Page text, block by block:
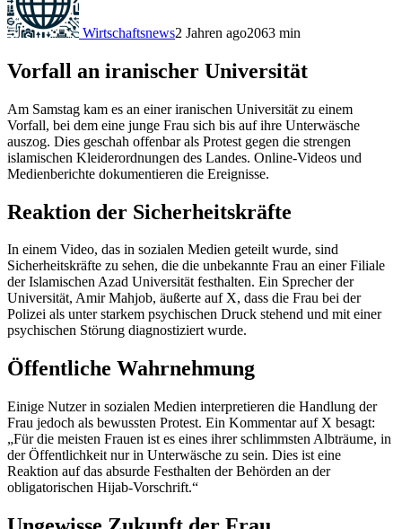
Wirtschaftsnews2 Jahren ago2063 min
Vorfall an iranischer Universität
Am Samstag kam es an einer iranischen Universität zu einem
Vorfall, bei dem eine junge Frau sich bis auf ihre Unterwäsche
auszog. Dies geschah offenbar als Protest gegen die strengen
islamischen Kleiderordnungen des Landes. Online-Videos und
Medienberichte dokumentieren die Ereignisse.
Reaktion der Sicherheitskräfte
In einem Video, das in sozialen Medien geteilt wurde, sind
Sicherheitskräfte zu sehen, die die unbekannte Frau an einer Filiale
der Islamischen Azad Universität festhalten. Ein Sprecher der
Universität, Amir Mahjob, äußerte auf X, dass die Frau bei der
Polizei als unter starkem psychischen Druck stehend und mit einer
psychischen Störung diagnostiziert wurde.
Öffentliche Wahrnehmung
Einige Nutzer in sozialen Medien interpretieren die Handlung der
Frau jedoch als bewussten Protest. Ein Kommentar auf X besagt:
„Für die meisten Frauen ist es eines ihrer schlimmsten Albträume, in
der Öffentlichkeit nur in Unterwäsche zu sein. Dies ist eine
Reaktion auf das absurde Festhalten der Behörden an der
obligatorischen Hijab-Vorschrift.“